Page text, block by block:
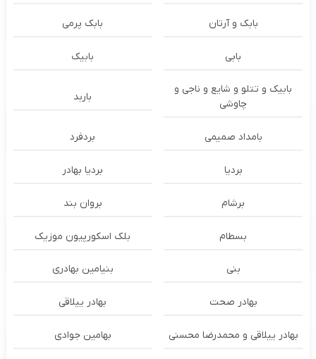
بابک و آرتان بابک پرمی
بابی بابیک
بابیک و تتلو و شایع و ناجی و
چاوشی
باربد
بامداد صمیمی بردفرد
بردیا بردیا بهادر
برشام بروان بند
بسطام بلک اسکورپیون موزیک
بنی بنیامین بهادری
بهادر صحت بهادر ییلاقی
بهادر ییلاقی و محمدرضا محسنی بهامین جوادی